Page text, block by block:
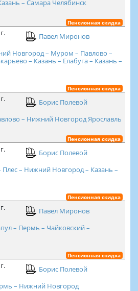
– Самара Челябинск
Пенсионная скидка
Павел Миронов
Новгород – Муром – Павлово –
– Казань – Елабуга – Казань –
Пенсионная скидка
Борис Полевой
– Нижний Новгород Ярославль
Пенсионная скидка
Борис Полевой
Плес – Нижний Новгород – Казань –
Пенсионная скидка
Павел Миронов
– Пермь – Чайковский –
Пенсионная скидка
Борис Полевой
– Нижний Новгород